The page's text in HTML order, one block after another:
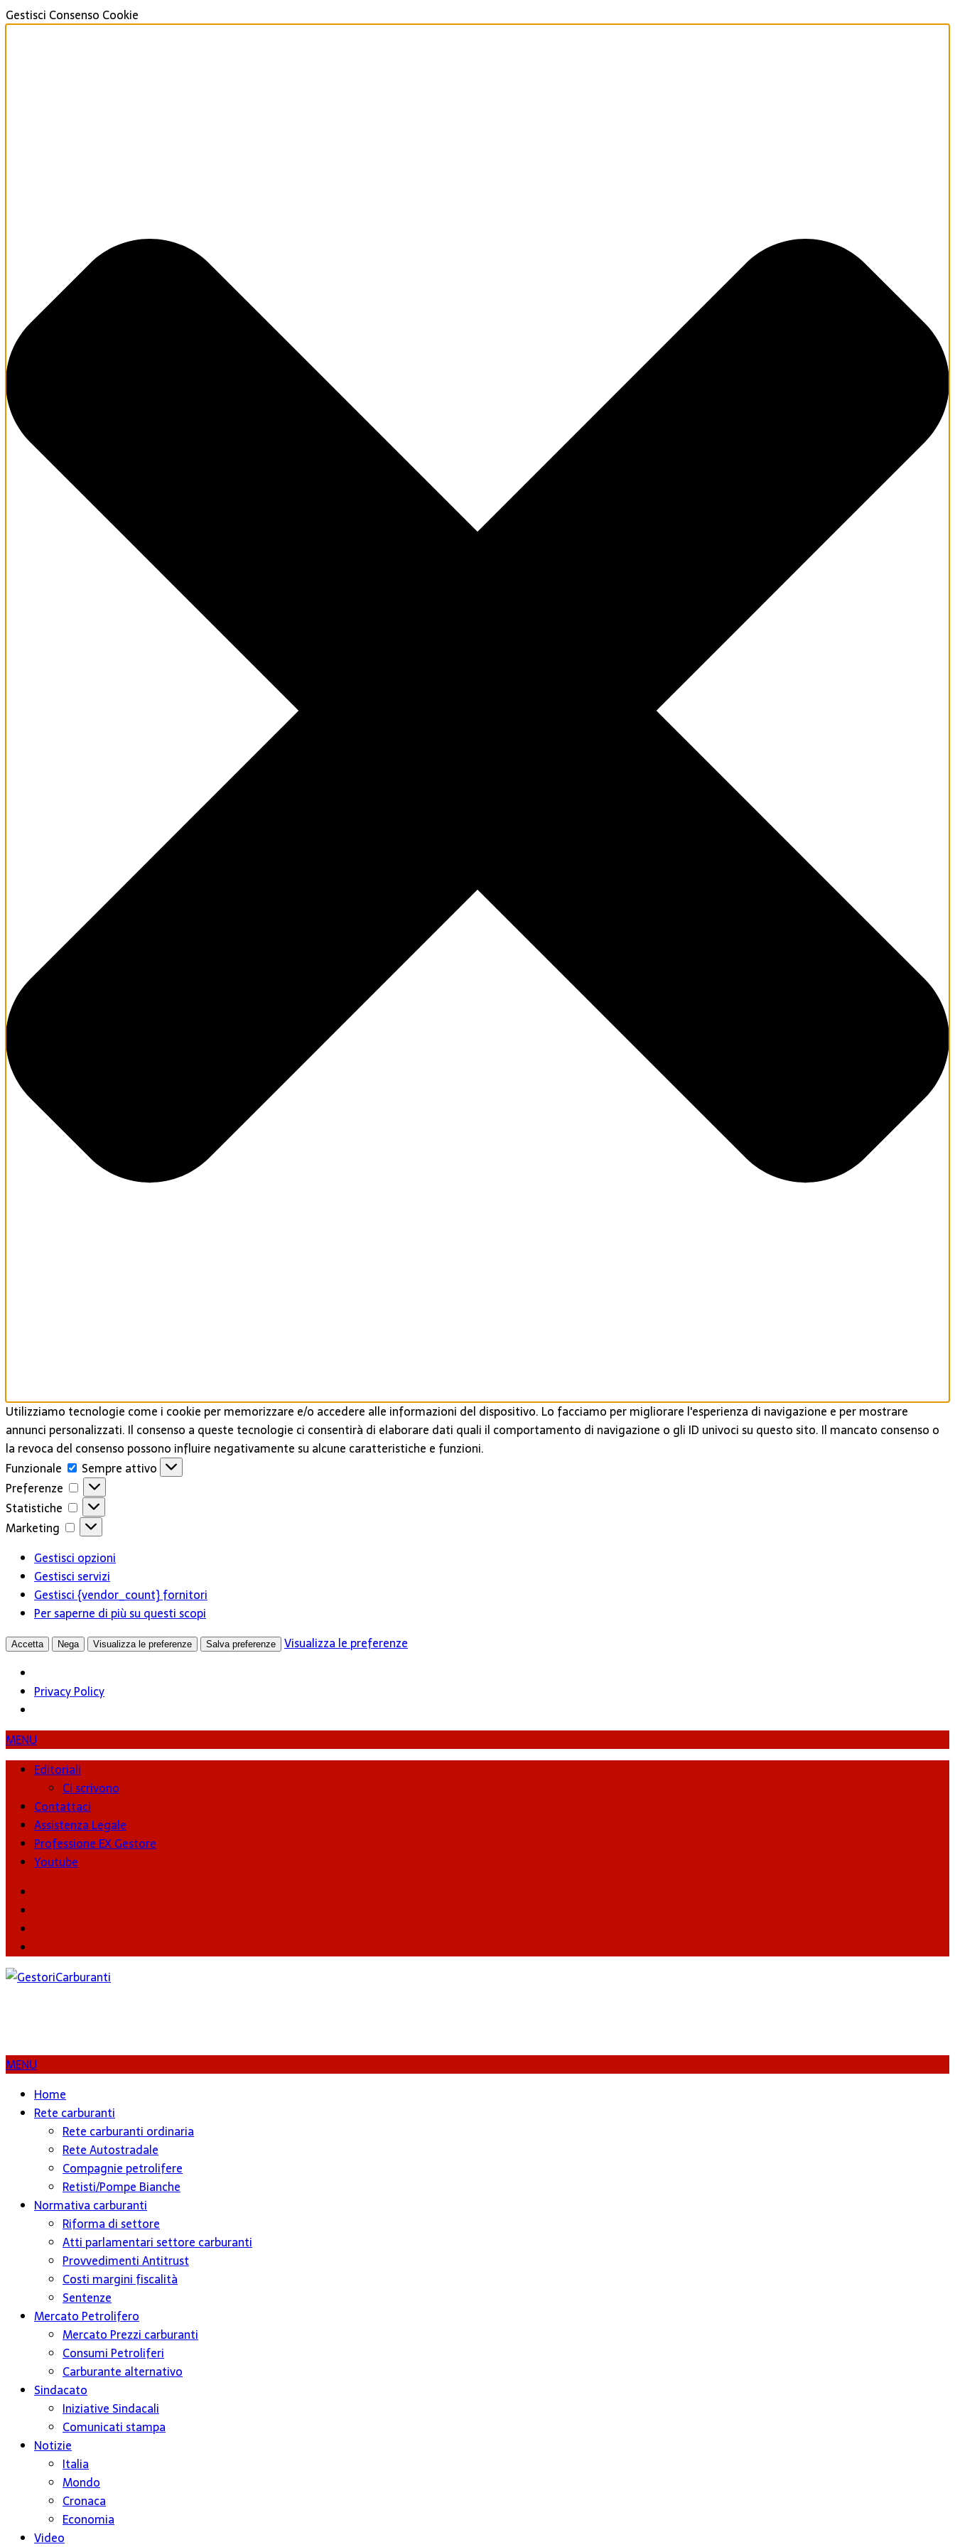
Gestisci Consenso Cookie
Utilizziamo tecnologie come i cookie per memorizzare e/o accedere alle informazioni del dispositivo. Lo facciamo per migliorare l'esperienza di navigazione e per mostrare
annunci personalizzati. Il consenso a queste tecnologie ci consentirà di elaborare dati quali il comportamento di navigazione o gli ID univoci su questo sito. Il mancato consenso o
la revoca del consenso possono influire negativamente su alcune caratteristiche e funzioni.
Funzionale
Funzionale
Sempre attivo
Preferenze
Preferenze
Statistiche
Statistiche
Marketing
Marketing
Gestisci opzioni
Gestisci servizi
Gestisci {vendor_count} fornitori
Per saperne di più su questi scopi
Accetta Nega Visualizza le preferenze Salva preferenze Visualizza le preferenze
Privacy Policy
MENU
Editoriali
Ci scrivono
Contattaci
Assistenza Legale
Professione EX Gestore
Youtube
MENU
Home
Rete carburanti
Rete carburanti ordinaria
Rete Autostradale
Compagnie petrolifere
Retisti/Pompe Bianche
Normativa carburanti
Riforma di settore
Atti parlamentari settore carburanti
Provvedimenti Antitrust
Costi margini fiscalità
Sentenze
Mercato Petrolifero
Mercato Prezzi carburanti
Consumi Petroliferi
Carburante alternativo
Sindacato
Iniziative Sindacali
Comunicati stampa
Notizie
Italia
Mondo
Cronaca
Economia
Video